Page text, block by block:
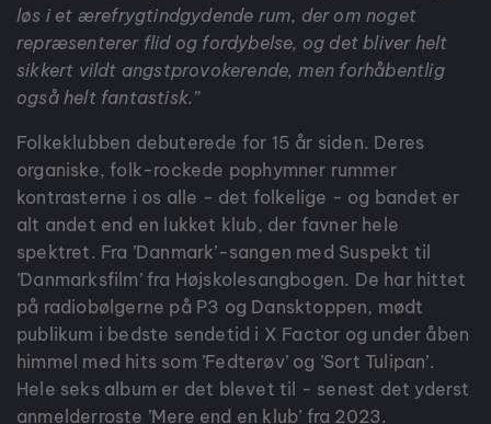
løs i et ærefrygtindgydende rum, der om noget
repræsenterer flid og fordybelse, og det bliver helt
sikkert vildt angstprovokerende, men forhåbentlig
også helt fantastisk.”
Folkeklubben debuterede for 15 år siden. Deres
organiske, folk-rockede pophymner rummer
kontrasterne i os alle - det folkelige - og bandet er
alt andet end en lukket klub, der favner hele
spektret. Fra ’Danmark’-sangen med Suspekt til
’Danmarksfilm’ fra Højskolesangbogen. De har hittet
på radiobølgerne på P3 og Dansktoppen, mødt
publikum i bedste sendetid i X Factor og under åben
himmel med hits som ’Fedterøv’ og ’Sort Tulipan’.
Hele seks album er det blevet til - senest det yderst
anmelderroste ’Mere end en klub’ fra 2023.